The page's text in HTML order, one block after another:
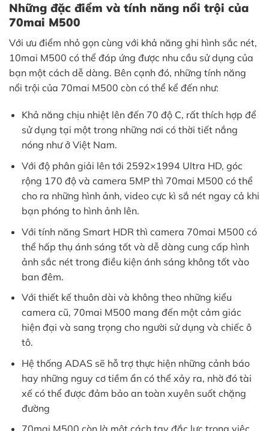
Những đặc điểm và tính năng nổi trội của
70mai M500
Với ưu điểm nhỏ gọn cùng với khả năng ghi hình sắc nét,
10mai M500 có thể đáp ứng được nhu cầu sử dụng của
bạn một cách dễ dàng. Bên cạnh đó, những tính năng
nổi trội của 70mai M500 còn có thể kể đến như:
Khả năng chịu nhiệt lên đến 70 độ C, rất thích hợp để
sử dụng tại một trong những nơi có thời tiết nắng
nóng như ở Việt Nam.
Với độ phân giải lên tới 2592×1994 Ultra HD, góc
rộng 170 độ và camera 5MP thì 70mai M500 có thể
cho ra những hình ảnh, video cực kì sắ nét ngay cả khi
bạn phóng to hình ảnh lên.
Với tính năng Smart HDR thì camera 70mai M500 có
thể hấp thụ ánh sáng tốt và dễ dàng cung cấp hình
ảnh sắc nét trong điều kiện ánh sáng không tốt vào
ban đêm.
Với thiết kế thuôn dài và không theo những kiểu
camera cũ, 70mai M500 mang đến một cảm giác
hiện đại và sang trọng cho người sử dụng và chiếc ô
tô.
Hệ thống ADAS sẽ hỗ trợ thực hiện những cảnh báo
hay những nguy cơ tiềm ẩn có thể xảy ra, nhờ đó tài
xế có thể được đảm bảo an toàn xuyên suốt chặng
đường